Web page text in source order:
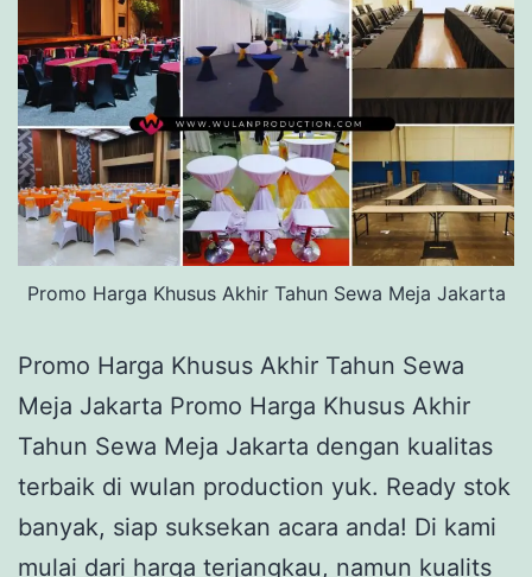
Promo Harga Khusus Akhir Tahun Sewa Meja Jakarta
Promo Harga Khusus Akhir Tahun Sewa
Meja Jakarta Promo Harga Khusus Akhir
Tahun Sewa Meja Jakarta dengan kualitas
terbaik di wulan production yuk. Ready stok
banyak, siap suksekan acara anda! Di kami
mulai dari harga terjangkau, namun kualits